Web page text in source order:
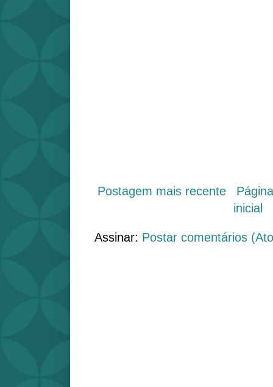
Postagem mais recente
inicial
Assinar: Postar comentários